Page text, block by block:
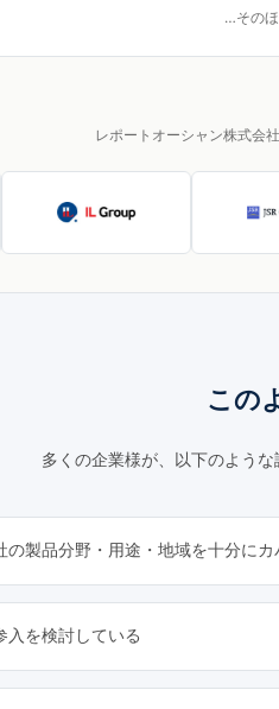
…その
レポートオーシャン株式会
この
多くの企業様が、以下のよう
の製品分野・用途・地域を十分に
入を検討している